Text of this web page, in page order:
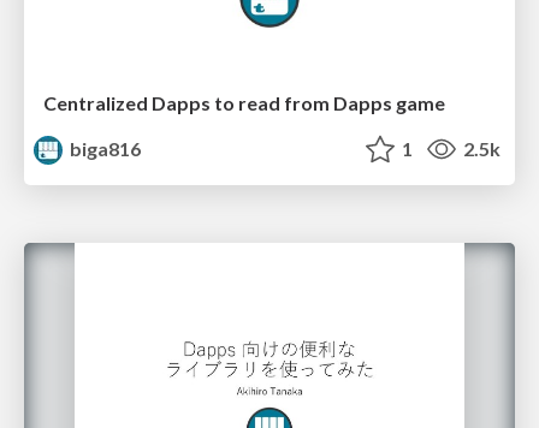
Centralized Dapps to read from Dapps game
biga816
1 2.5k